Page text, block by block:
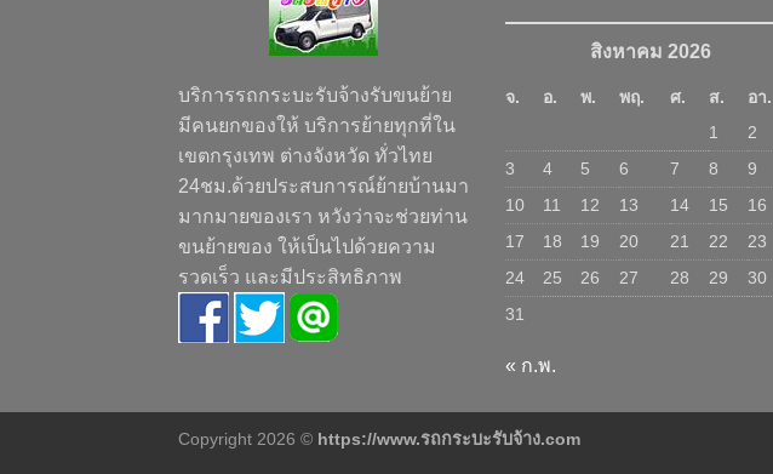
บริการรถกระบะรับจ้างรับขนย้าย
มีคนยกของให้ บริการย้ายทุกที่ใน
เขตกรุงเทพ ต่างจังหวัด ทั่วไทย
24ชม.ด้วยประสบการณ์ย้ายบ้านมา
มากมายของเรา หวังว่าจะช่วยท่าน
ขนย้ายของ ให้เป็นไปด้วยความ
รวดเร็ว และมีประสิทธิภาพ
สิงหาคม 2026
จ. อ. พ. พฤ. ศ. ส.
อา.
1
2
3
4 5 6 7 8
9
10
11 12 13 14 15
16
17
18 19 20 21 22
23
24
25 26 27 28 29
30
31
« ก.พ.
Copyright 2026 © https://www.รถกระบะรับจ้าง.com